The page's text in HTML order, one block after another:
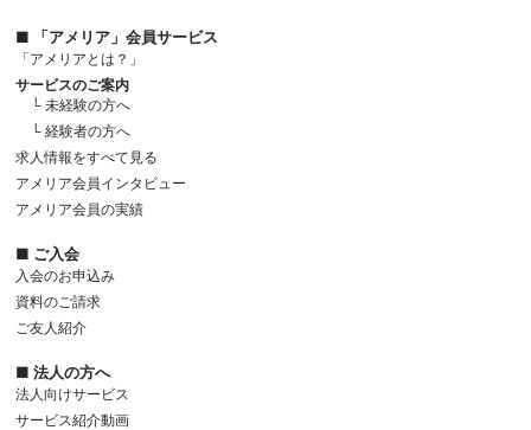
■ 「アメリア」会員サービス
「アメリアとは？」
サービスのご案内
└ 未経験の方へ
└ 経験者の方へ
求人情報をすべて見る
アメリア会員インタビュー
アメリア会員の実績
■ ご入会
入会のお申込み
資料のご請求
ご友人紹介
■ 法人の方へ
法人向けサービス
サービス紹介動画